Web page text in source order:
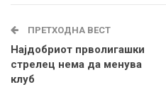
ПРЕТХОДНА ВЕСТ
Најдобриот прволигашки
стрелец нема да менува
клуб